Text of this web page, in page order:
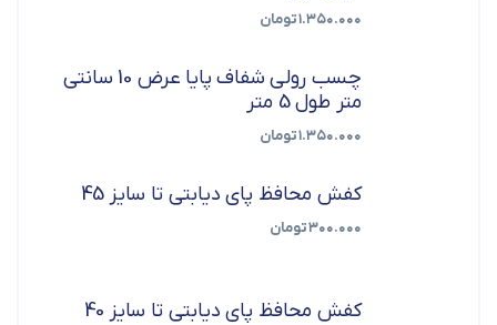
۱.۳۵۰.۰۰۰تومان
چسب رولی شفاف پایا عرض 10 سانتی
متر طول 5 متر
۱.۳۵۰.۰۰۰تومان
کفش محافظ پای دیابتی تا سایز 45
۳۰۰.۰۰۰تومان
کفش محافظ پای دیابتی تا سایز 40